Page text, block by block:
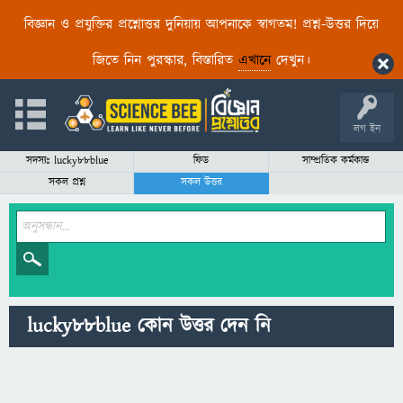
বিজ্ঞান ও প্রযুক্তির প্রশ্নোত্তর দুনিয়ায় আপনাকে স্বাগতম! প্রশ্ন-উত্তর দিয়ে
জিতে নিন পুরস্কার, বিস্তারিত এখানেদেখুন।
লগ ইন
সদস্যঃ lucky88blue ফিড
সাম্প্রতিক কর্মকান্ড
সকল প্রশ্ন
সকল উত্তর
lucky88blue কোন উত্তর দেন নি